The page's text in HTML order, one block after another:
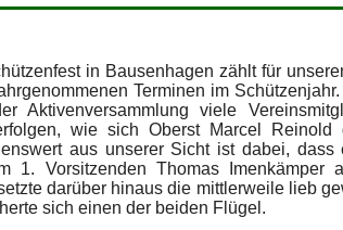
in Bausenhagen zählt für
Terminen im
Aktivenversammlung viele
wie sich Oberst Marcel Reinold
aus unserer Sicht ist dabei,
1. Vorsitzenden Thomas Imenkämper
darüber hinaus die mittlerweile lieb
sich einen der beiden Flügel.